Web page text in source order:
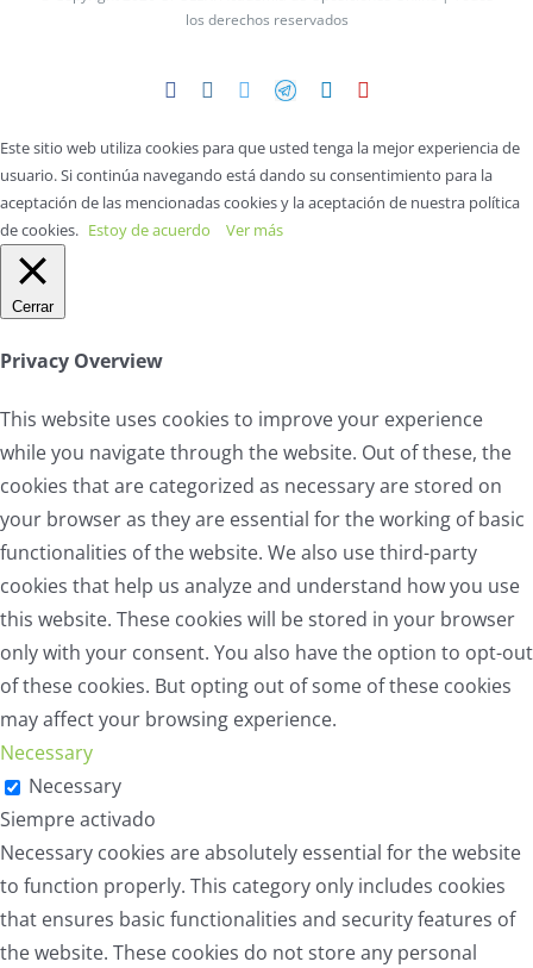
los derechos reservados
FacebookInstagram
Twitter
TelegramLinkedIn
Este sitio web utiliza cookies para que usted tenga la mejor experiencia de
usuario. Si continúa navegando está dando su consentimiento para la
aceptación de las mencionadas cookies y la aceptación de nuestra política
de cookies. Estoy de acuerdo Ver más
Cerrar
Privacy Overview
This website uses cookies to improve your experience
while you navigate through the website. Out of these, the
cookies that are categorized as necessary are stored on
your browser as they are essential for the working of basic
functionalities of the website. We also use third-party
cookies that help us analyze and understand how you use
this website. These cookies will be stored in your browser
only with your consent. You also have the option to opt-out
of these cookies. But opting out of some of these cookies
may affect your browsing experience.
Necessary
Necessary
Siempre activado
Necessary cookies are absolutely essential for the website
to function properly. This category only includes cookies
that ensures basic functionalities and security features of
the website. These cookies do not store any personal